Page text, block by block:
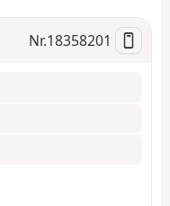
Nr.18358201